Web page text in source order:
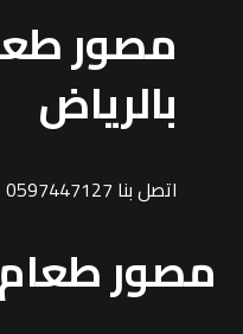
مصور
بالرياض
اتصل بنا 0597447127
مصور